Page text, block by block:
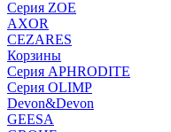
Серия ZOE
AXOR
CEZARES
Корзины
Серия APHRODITE
Серия OLIMP
Devon&Devon
GEESA